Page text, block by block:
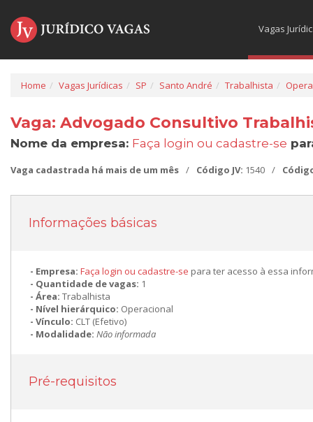
Vagas
Home Vagas Jurídicas SP Santo André Trabalhista
Vaga: Advogado Consultivo
Nome da empresa: Faça login ou cadastre-se
Vaga cadastrada há mais de um mês / Código JV: 1540 /
Informações básicas
Empresa: Faça login ou cadastre-se para ter acesso à essa
Quantidade de vagas: 1
Área: Trabalhista
Nível hierárquico: Operacional
Vínculo: CLT (Efetivo)
Modalidade: Não informada
Pré-requisitos